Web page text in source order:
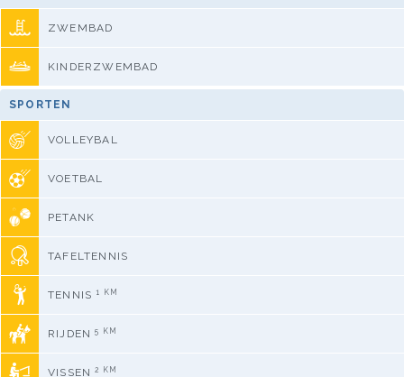
ZWEMBAD
KINDERZWEMBAD
SPORTEN
VOLLEYBAL
VOETBAL
PETANK
TAFELTENNIS
TENNIS 1 KM
RIJDEN5 KM
VISSEN2 KM